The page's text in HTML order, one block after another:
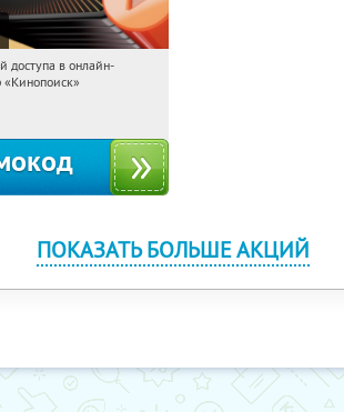
Получили:
доступа в онлайн-
«Кинопоиск»
ПОКАЗАТЬ БОЛЬШЕ АКЦИЙ